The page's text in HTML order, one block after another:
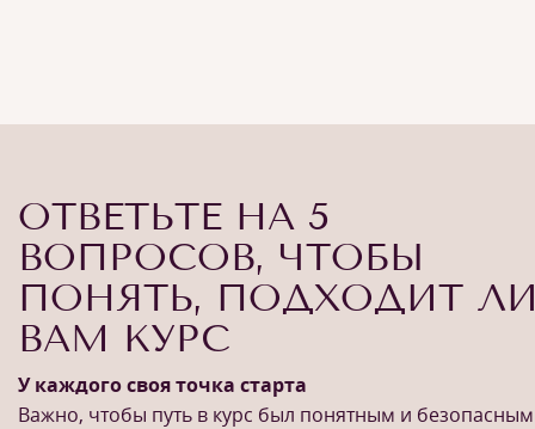
ОТВЕТЬТЕ НА 5
ВОПРОСОВ, ЧТОБЫ
ПОНЯТЬ, ПОДХОДИТ
ВАМ КУРС
У каждого своя точка старта
Важно, чтобы путь в курс был понятным и безопасным